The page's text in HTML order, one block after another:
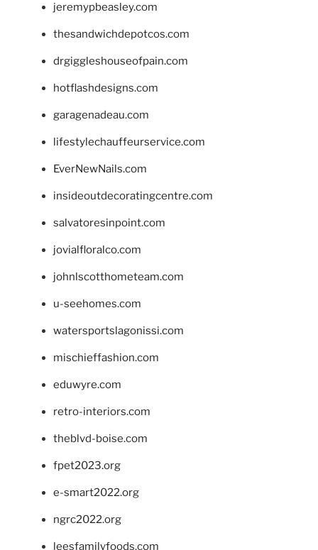
jeremypbeasley.com
thesandwichdepotcos.com
drgiggleshouseofpain.com
hotflashdesigns.com
garagenadeau.com
lifestylechauffeurservice.com
EverNewNails.com
insideoutdecoratingcentre.com
salvatoresinpoint.com
jovialfloralco.com
johnlscotthometeam.com
u-seehomes.com
watersportslagonissi.com
mischieffashion.com
eduwyre.com
retro-interiors.com
theblvd-boise.com
fpet2023.org
e-smart2022.org
ngrc2022.org
leesfamilyfoods.com